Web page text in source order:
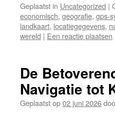
Geplaatst in Uncategorized |
economisch, geografie, gps-
landkaart, locatiegegevens,
wereld | Een reactie plaatsen
De
Navigatie tot
Geplaatst op02 juni 2026